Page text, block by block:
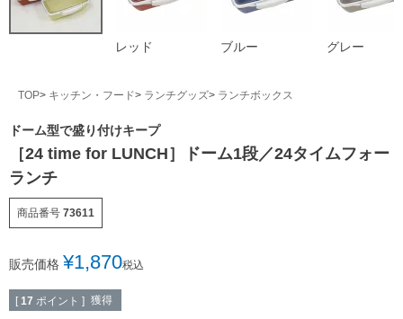
レッド ブルー グレー
TOP キッチン・フード ランチグッズ ランチボックス
ドーム型で盛り付けキープ
［24 time for LUNCH］ドーム1段／24タイムフォー
ランチ
商品番号 73611
販売価格 ¥1,870税込
[ 17 ポイント ] 獲得